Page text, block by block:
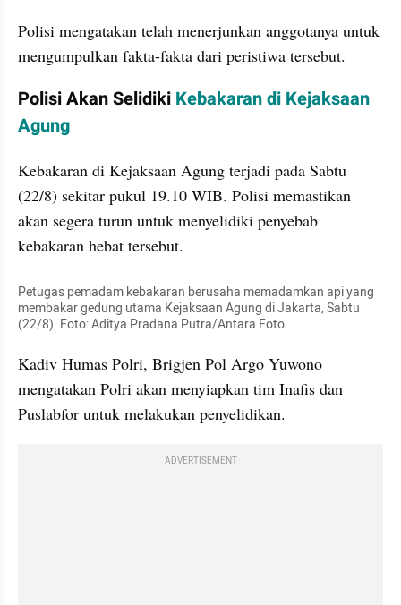
Polisi mengatakan telah menerjunkan anggotanya untuk
mengumpulkan fakta-fakta dari peristiwa tersebut.
Polisi Akan Selidiki Kebakaran di Kejaksaan
Agung
Kebakaran di Kejaksaan Agung terjadi pada Sabtu
(22/8) sekitar pukul 19.10 WIB. Polisi memastikan
akan segera turun untuk menyelidiki penyebab
kebakaran hebat tersebut.
Petugas pemadam kebakaran berusaha memadamkan api yang
membakar gedung utama Kejaksaan Agung di Jakarta, Sabtu
(22/8). Foto: Aditya Pradana Putra/Antara Foto
Kadiv Humas Polri, Brigjen Pol Argo Yuwono
mengatakan Polri akan menyiapkan tim Inafis dan
Puslabfor untuk melakukan penyelidikan.
ADVERTISEMENT